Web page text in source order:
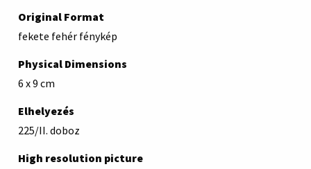
Original Format
fekete fehér fénykép
Physical Dimensions
6 x 9 cm
Elhelyezés
225/II. doboz
High resolution picture